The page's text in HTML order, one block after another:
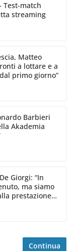
Test-match
streaming
Matteo
a lottare e a
primo giorno”
Barbieri
Akademia
Giorgi: “In
ma siamo
prestazione
Continua